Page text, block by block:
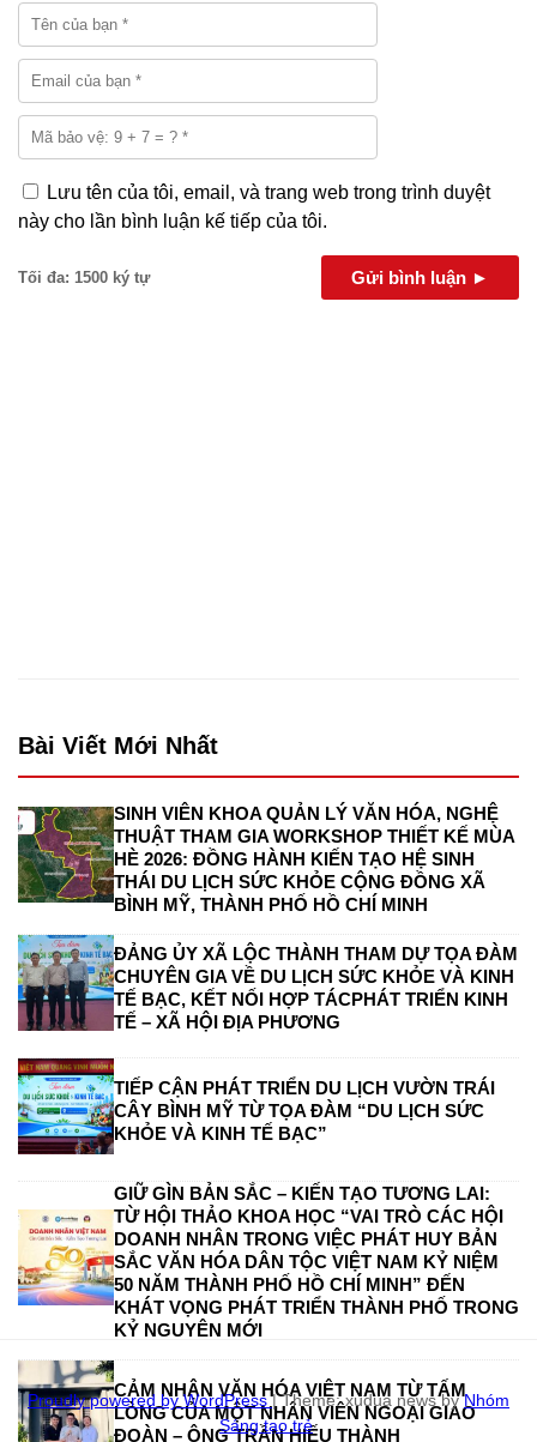
Lưu tên của tôi, email, và trang web trong trình duyệt
này cho lần bình luận kế tiếp của tôi.
Tối đa: 1500 ký tự Gửi bình luận ►
Bài Viết Mới Nhất
SINH VIÊN KHOA QUẢN LÝ VĂN HÓA, NGHỆ
THUẬT THAM GIA WORKSHOP THIẾT KẾ MÙA
HÈ 2026: ĐỒNG HÀNH KIẾN TẠO HỆ SINH
THÁI DU LỊCH SỨC KHỎE CỘNG ĐỒNG XÃ
BÌNH MỸ, THÀNH PHỐ HỒ CHÍ MINH
ĐẢNG ỦY XÃ LỘC THÀNH THAM DỰ TỌA ĐÀM
CHUYÊN GIA VỀ DU LỊCH SỨC KHỎE VÀ KINH
TẾ BẠC, KẾT NỐI HỢP TÁCPHÁT TRIỂN KINH
TẾ – XÃ HỘI ĐỊA PHƯƠNG
TIẾP CẬN PHÁT TRIỂN DU LỊCH VƯỜN TRÁI
CÂY BÌNH MỸ TỪ TỌA ĐÀM “DU LỊCH SỨC
KHỎE VÀ KINH TẾ BẠC”
GIỮ GÌN BẢN SẮC – KIẾN TẠO TƯƠNG LAI:
TỪ HỘI THẢO KHOA HỌC “VAI TRÒ CÁC HỘI
DOANH NHÂN TRONG VIỆC PHÁT HUY BẢN
SẮC VĂN HÓA DÂN TỘC VIỆT NAM KỶ NIỆM
50 NĂM THÀNH PHỐ HỒ CHÍ MINH” ĐẾN
KHÁT VỌNG PHÁT TRIỂN THÀNH PHỐ TRONG
KỶ NGUYÊN MỚI
CẢM NHẬN VĂN HÓA VIỆT NAM TỪ TẤM
LÒNG CỦA MỘT NHÂN VIÊN NGOẠI GIAO
ĐOÀN – ÔNG TRẦN HIẾU THÀNH
Proudly powered by WordPress|Theme: xudua news byNhóm
Sáng tạo trẻ.